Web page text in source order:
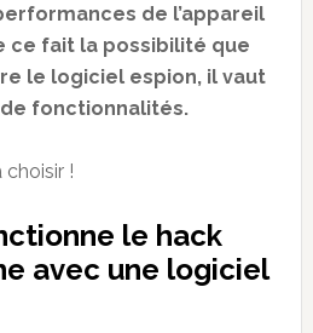
de l’appareil
ce fait la possibilité que
le logiciel espion, il vaut
fonctionnalités.
choisir !
le hack
avec une logiciel